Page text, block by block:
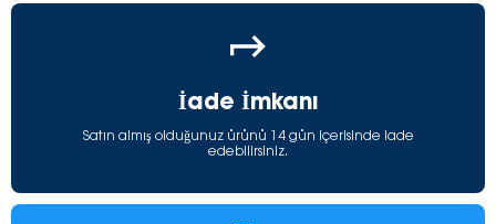
İade İmkanı
Satın almış olduğunuz ürünü 14 gün içerisinde iade
edebilirsiniz.